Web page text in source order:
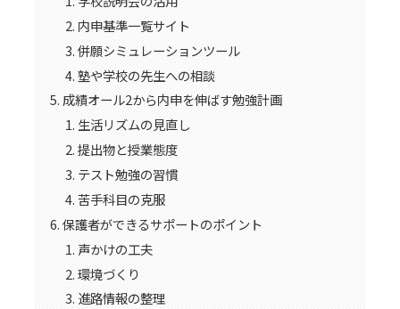
内申基準一覧サイト
併願シミュレーションツール
塾や学校の先生への相談
成績オール2から内申を伸ばす勉強計画
生活リズムの見直し
提出物と授業態度
テスト勉強の習慣
苦手科目の克服
保護者ができるサポートのポイント
声かけの工夫
環境づくり
進路情報の整理